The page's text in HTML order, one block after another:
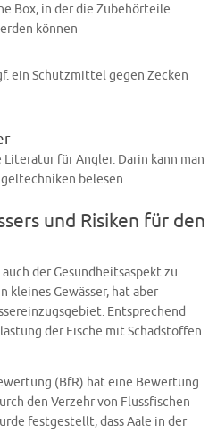
Box, in der die Zubehörteile
können
ein Schutzmittel gegen Zecken
für Angler. Darin kann man
belesen.
und Risiken für den
der Gesundheitsaspekt zu
kleines Gewässer, hat aber
Entsprechend
der Fische mit Schadstoffen
(BfR) hat eine Bewertung
den Verzehr von Flussfischen
festgestellt, dass Aale in der